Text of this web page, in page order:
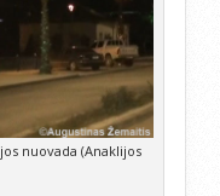
nuovada (Anaklijos